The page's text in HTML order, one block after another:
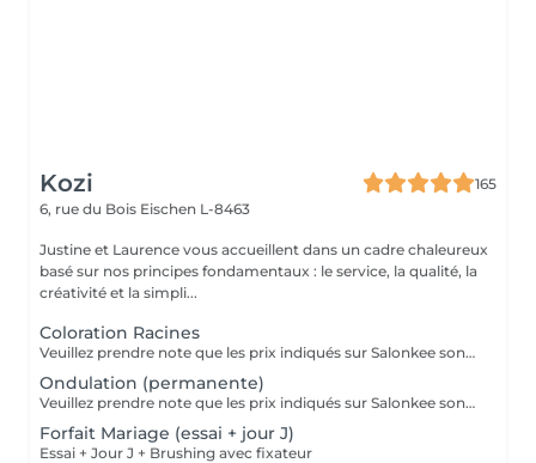
Kozi
165
6, rue du Bois Eischen L-8463
Justine et Laurence vous accueillent dans un cadre chaleureux
basé sur nos principes fondamentaux : le service, la qualité, la
créativité et la simpli...
Coloration Racines
Veuillez prendre note que les prix indiqués sur Salonkee sont communiqués à titre informatif et s'entendent de base. Ces derniers sont susceptibles de varier selon le diagnostic réalisé à votre arrivée au salon et l'expertise du professionnel à qui vous confiez votre beauté. Dans tous les cas, un devis précis vous sera proposé et toutes réalisations de prestations seront effectuées avec votre accord. Un grand merci d'avance pour votre compréhension. Au plaisir de vous recevoir très vite.
Ondulation (permanente)
Veuillez prendre note que les prix indiqués sur Salonkee sont communiqués à titre informatif et s'entendent de base. Ces derniers sont susceptibles de varier selon le diagnostic réalisé à votre arrivée au salon et l'expertise du professionnel à qui vous confiez votre beauté. Dans tous les cas, un devis précis vous sera proposé et toutes réalisations de prestations seront effectuées avec votre accord. Un grand merci d'avance pour votre compréhension. Au plaisir de vous recevoir très vite.
Forfait Mariage (essai + jour J)
Essai + Jour J + Brushing avec fixateur